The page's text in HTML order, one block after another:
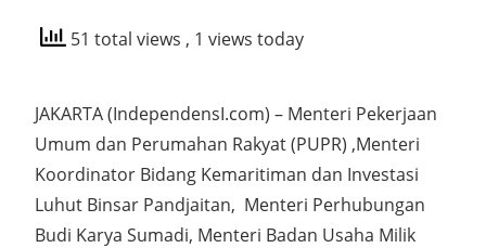
51 total views , 1 views today
JAKARTA (IndependensI.com) – Menteri Pekerjaan
Umum dan Perumahan Rakyat (PUPR) ,Menteri
Koordinator Bidang Kemaritiman dan Investasi
Luhut Binsar Pandjaitan, Menteri Perhubungan
Budi Karya Sumadi, Menteri Badan Usaha Milik